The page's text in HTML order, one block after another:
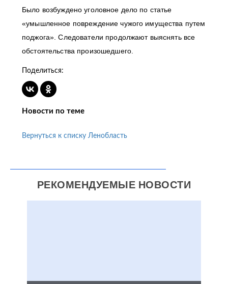
Было возбуждено уголовное дело по статье
«умышленное повреждение чужого имущества путем
поджога». Следователи продолжают выяснять все
обстоятельства произошедшего.
Поделиться:
Новости по теме
Вернуться к списку Ленобласть
РЕКОМЕНДУЕМЫЕ НОВОСТИ